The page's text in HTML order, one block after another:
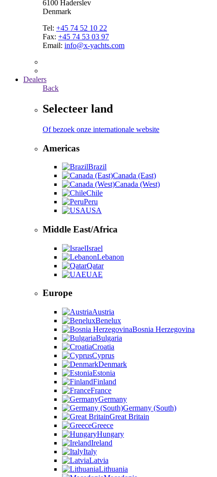
6100 Haderslev
Denmark
Tel: +45 74 52 10 22
Fax: +45 74 53 03 97
Email: info@x-yachts.com
Dealers
Back
Selecteer land
Of bezoek onze internationale website
Americas
Brazil
Canada (East)
Canada (West)
Chile
Peru
USA
Middle East/Africa
Israel
Lebanon
Qatar
UAE
Europe
Austria
Benelux
Bosnia Herzegovina
Bulgaria
Croatia
Cyprus
Denmark
Estonia
Finland
France
Germany
Germany (South)
Great Britain
Greece
Hungary
Ireland
Italy
Latvia
Lithuania